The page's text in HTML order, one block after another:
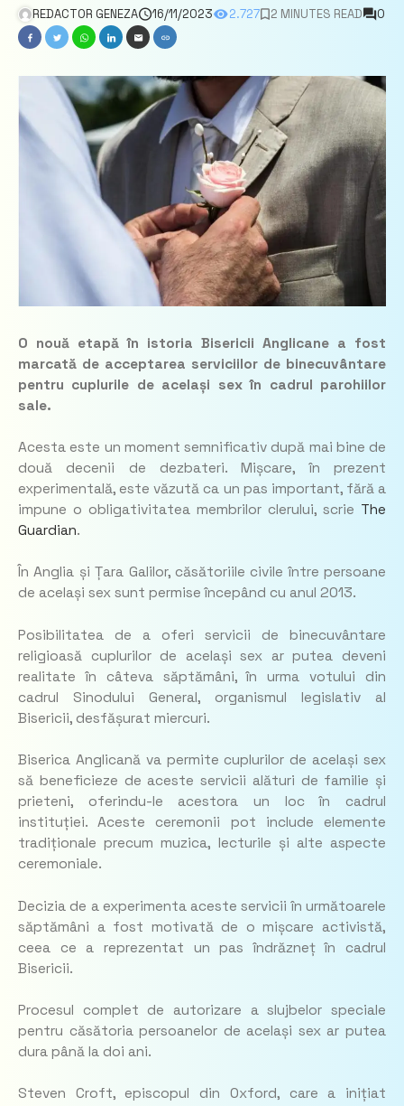
REDACTOR GENEZA 16/11/2023 2.727 2 MINUTES READ 0
O nouă etapă în istoria Bisericii Anglicane a fost
marcată de acceptarea serviciilor de binecuvântare
pentru cuplurile de același sex în cadrul parohiilor
sale.
Acesta este un moment semnificativ după mai bine de
două decenii de dezbateri. Mișcare, în prezent
experimentală, este văzută ca un pas important, fără a
impune o obligativitatea membrilor clerului, scrie The
Guardian.
În Anglia și Țara Galilor, căsătoriile civile între persoane
de același sex sunt permise începând cu anul 2013.
Posibilitatea de a oferi servicii de binecuvântare
religioasă cuplurilor de același sex ar putea deveni
realitate în câteva săptămâni, în urma votului din
cadrul Sinodului General, organismul legislativ al
Bisericii, desfășurat miercuri.
Biserica Anglicană va permite cuplurilor de același sex
să beneficieze de aceste servicii alături de familie și
prieteni, oferindu-le acestora un loc în cadrul
instituției. Aceste ceremonii pot include elemente
tradiționale precum muzica, lecturile și alte aspecte
ceremoniale.
Decizia de a experimenta aceste servicii în următoarele
săptămâni a fost motivată de o mișcare activistă,
ceea ce a reprezentat un pas îndrăzneț în cadrul
Bisericii.
Procesul complet de autorizare a slujbelor speciale
pentru căsătoria persoanelor de același sex ar putea
dura până la doi ani.
Steven Croft, episcopul din Oxford, care a inițiat